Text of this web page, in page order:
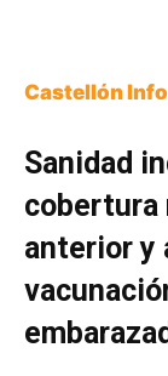
Castellón
Sanidad
cobertura
anterior y